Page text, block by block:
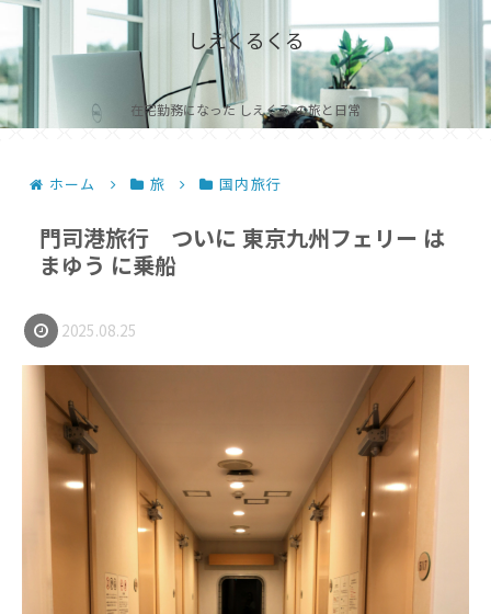
しえくるくる
在宅勤務になった しえくる の旅と日常
ホーム 旅 国内旅行
門司港旅行 ついに 東京九州フェリー は
まゆう に乗船
2025.08.25